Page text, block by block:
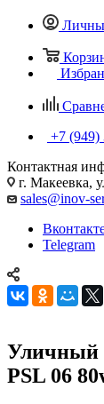
+7 (949)
Контактная
г. Макеевка,
sales@inov-
Telegram
Уличный
PSL 06